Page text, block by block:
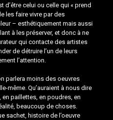
d’être celui ou celle qui « prend
les faire vivre par des
– esthétiquement mais aussi
à les préserver, et donc à ne
qui contacte des artistes
de détruire l’un de leurs
l’attention.
parlera moins des oeuvres
même. Qu’auraient à nous dire
paillettes, en poudres, en
beaucoup de choses.
sachet, histoire de l’oeuvre